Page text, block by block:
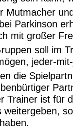
Mutmacher
Parkinson
mit großer
soll im
jeder-
die
Trainer ist für
weitergeben,